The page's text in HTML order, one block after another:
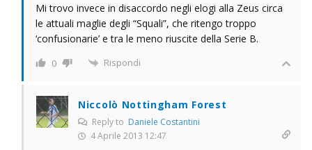
Mi trovo invece in disaccordo negli elogi alla Zeus circa
le attuali maglie degli “Squali”, che ritengo troppo
‘confusionarie’ e tra le meno riuscite della Serie B.
0 Rispondi
Niccolò Nottingham Forest
Reply to Daniele Costantini
4 Aprile 2013 12:47